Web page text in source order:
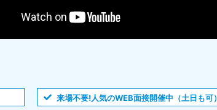
来場不要!人気のWEB面接開催中（土日も可）